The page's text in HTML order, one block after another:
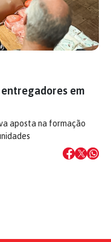
em
aposta na formação